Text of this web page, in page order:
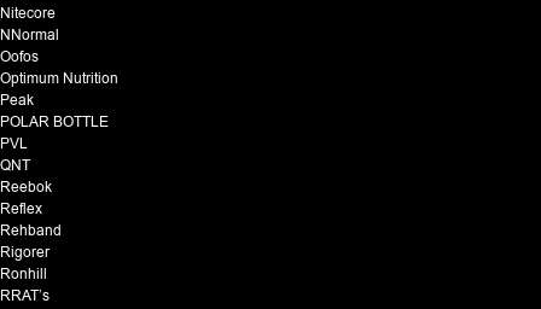
Nitecore
NNormal
Oofos
Optimum Nutrition
Peak
POLAR BOTTLE
PVL
QNT
Reebok
Reflex
Rehband
Rigorer
Ronhill
RRAT’s